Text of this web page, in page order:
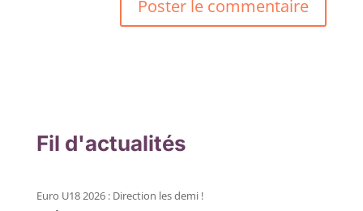
Fil d'actualités
Euro U18 2026 : Direction les demi !